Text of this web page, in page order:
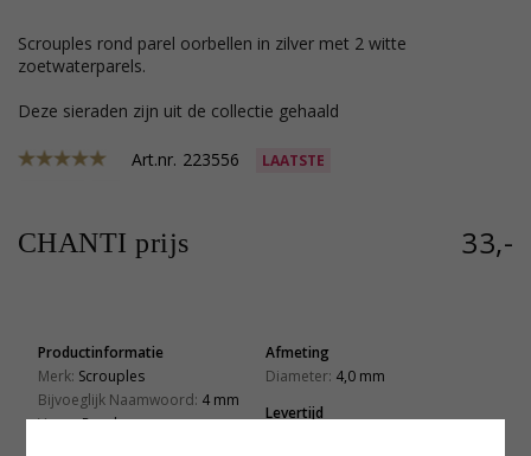
Scrouples rond parel oorbellen in zilver met 2 witte
zoetwaterparels.
Deze sieraden zijn uit de collectie gehaald
Art.nr. 223556 LAATSTE
CHANTI prijs 33,-
Productinformatie
Merk: Scrouples
Bijvoeglijk Naamwoord: 4 mm
Vorm:Rond
Afmeting
Diameter: 4,0 mm
Levertijd